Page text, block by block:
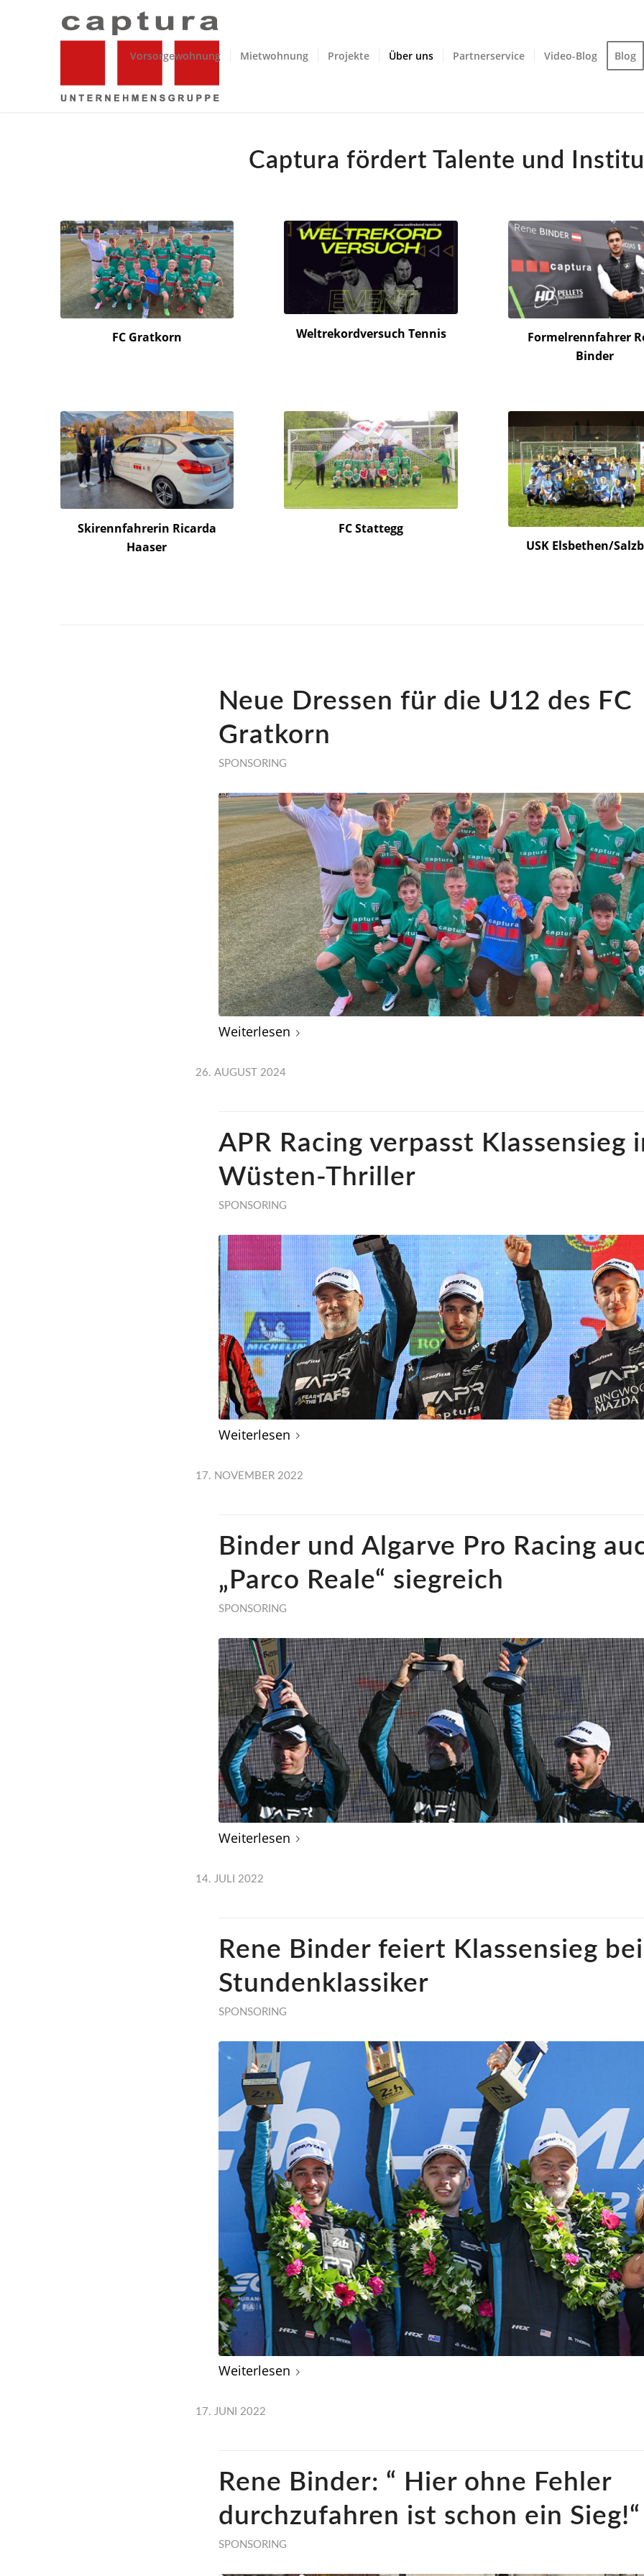
Vorsorgewohnung Mietwohnung Projekte Über uns Partnerservice Video-Blog Blog
Captura fördert Talente und
FC Gratkorn Weltrekordversuch Tennis
Formelrennfahrer
Binder
Skirennfahrerin Ricarda
Haaser
FC Stattegg
USK Elsbethen/
Neue Dressen für die U12 des FC
Gratkorn
SPONSORING
Weiterlesen
26. AUGUST 2024
APR Racing verpasst Klassensieg
Wüsten-Thriller
SPONSORING
Weiterlesen
17. NOVEMBER 2022
Binder und Algarve Pro Racing
„Parco Reale“ siegreich
SPONSORING
Weiterlesen
14. JULI 2022
Rene Binder feiert Klassensieg
Stundenklassiker
SPONSORING
Weiterlesen
17. JUNI 2022
Rene Binder: “ Hier ohne Fehler
durchzufahren ist schon ein Sieg!“
SPONSORING